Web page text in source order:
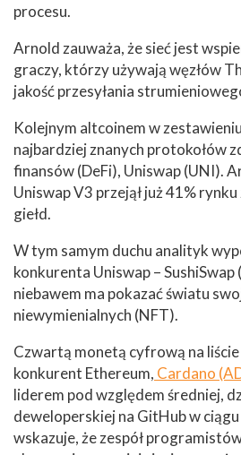
procesu.
Arnold zauważa, że sieć jest
graczy, którzy używają węzłów
jakość przesyłania
Kolejnym altcoinem w
najbardziej znanych protokołów
finansów (DeFi), Uniswap (UNI).
Uniswap V3 przejął już 41%
giełd.
W tym samym duchu analityk
konkurenta Uniswap –
niebawem ma pokazać światu
niewymienialnych (NFT).
Czwartą monetą cyfrową na
konkurent Ethereum, Cardano
liderem pod względem średniej,
deweloperskiej na GitHub w
wskazuje, że zespół